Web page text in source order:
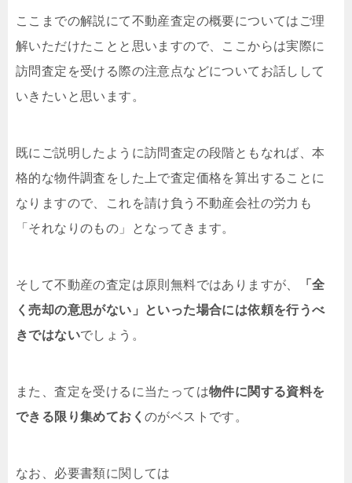
ここまでの解説にて不動産査定の概要についてはご理
解いただけたことと思いますので、ここからは実際に
訪問査定を受ける際の注意点などについてお話しして
いきたいと思います。
既にご説明したように訪問査定の段階ともなれば、本
格的な物件調査をした上で査定価格を算出することに
なりますので、これを請け負う不動産会社の労力も
「それなりのもの」となってきます。
そして不動産の査定は原則無料ではありますが、
「全
く売却の意思がない」といった場合には依頼を行うべ
きではないでしょう。
また、査定を受けるに当たっては物件に関する資料を
できる限り集めておく のがベストです。
なお、必要書類に関しては